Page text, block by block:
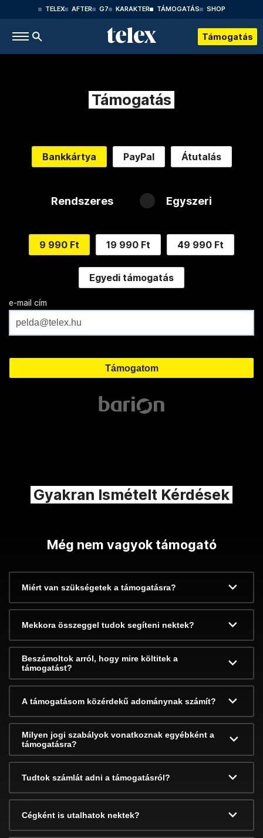
TELEX AFTER G7 KARAKTER TÁMOGATÁS SHOP
Támogatás
Támogatás
Bankkártya PayPal Átutalás
Rendszeres Egyszeri
9 990 Ft 19 990 Ft 49 990 Ft
Egyedi támogatás
e-mail cím
Gyakran Ismételt Kérdések
Még nem vagyok támogató
Miért van szükségetek a támogatásra?
Mekkora összeggel tudok segíteni nektek?
Beszámoltok arról, hogy mire költitek a
támogatást?
A támogatásom közérdekű adománynak számít?
Milyen jogi szabályok vonatkoznak egyébként a
támogatásra?
Tudtok számlát adni a támogatásról?
Cégként is utalhatok nektek?